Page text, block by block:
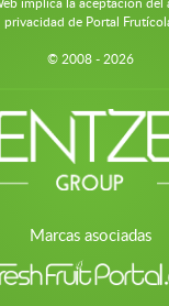
privacidad de Portal
© 2008 - 2026
Marcas asociadas